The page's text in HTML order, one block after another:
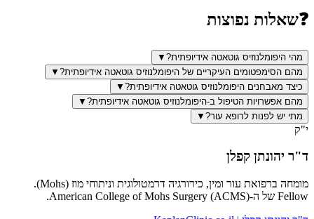
❓שאלות נפוצות
מהי היפומלנוזיס גוטאטה אידיופתית? ▼
מהם הסימפטומים העיקריים של היפומלנוזיס גוטאטה אידיופתית? ▼
כיצד מאבחנים היפומלנוזיס גוטאטה אידיופתית? ▼
מהם אפשרויות הטיפול ב-היפומלנוזיס גוטאטה אידיופתית? ▼
מתי יש לפנות לרופא עור? ▼
י"ק
ד"ר יהונתן קפלן
מומחה ברפואת עור ומין, כירורגיה דרמטולוגית וניתוחי מוז (Mohs).
Fellow של ה-American College of Mohs Surgery (ACMS).